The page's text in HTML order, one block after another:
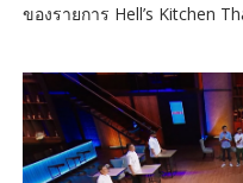
ของรายการ Hell’s Kitchen